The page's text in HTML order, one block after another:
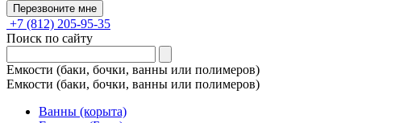
Перезвоните мне
+7 (812) 205-95-35
Поиск по сайту
Емкости (баки, бочки, ванны или полимеров)
Емкости (баки, бочки, ванны или полимеров)
Ванны (корыта)